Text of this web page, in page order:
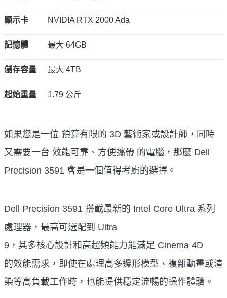
顯示卡 NVIDIA RTX 2000 Ada
記憶體 最大 64GB
儲存容量 最大 4TB
起始重量 1.79 公斤
如果您是一位 預算有限的 3D 藝術家或設計師，同時
又需要一台 效能可靠、方便攜帶 的電腦，那麼 Dell
Precision 3591 會是一個值得考慮的選擇。
Dell Precision 3591 搭載最新的 Intel Core Ultra 系列
處理器，最高可選配到 Ultra
9，其多核心設計和高超頻能力能滿足 Cinema 4D
的效能需求，即使在處理高多邊形模型、複雜動畫或渲
染等高負載工作時，也能提供穩定流暢的操作體驗。